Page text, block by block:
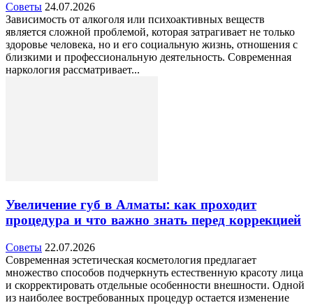
Советы 24.07.2026
Зависимость от алкоголя или психоактивных веществ
является сложной проблемой, которая затрагивает не только
здоровье человека, но и его социальную жизнь, отношения с
близкими и профессиональную деятельность. Современная
наркология рассматривает...
Увеличение губ в Алматы: как проходит
процедура и что важно знать перед коррекцией
Советы 22.07.2026
Современная эстетическая косметология предлагает
множество способов подчеркнуть естественную красоту лица
и скорректировать отдельные особенности внешности. Одной
из наиболее востребованных процедур остается изменение